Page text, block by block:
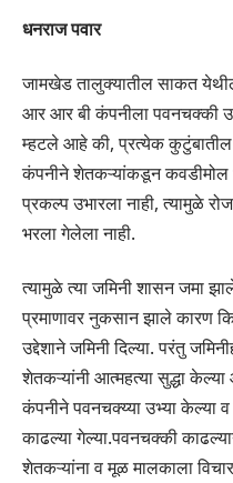
धनराज पवार
जामखेड तालुक्यातील साकत
आर आर बी कंपनीला पवनचक्की
म्हटले आहे की, प्रत्येक कुटुंबातील
कंपनीने शेतकऱ्यांकडून कवडीमोल
प्रकल्प उभारला नाही, त्यामुळे
भरला गेलेला नाही.
त्यामुळे त्या जमिनी शासन जमा
प्रमाणावर नुकसान झाले कारण
उद्देशाने जमिनी दिल्या. परंतु
शेतकऱ्यांनी आत्महत्या सुद्धा
कंपनीने पवनचक्य्या उभ्या केल्या
काढल्या गेल्या.पवनचक्की
शेतकऱ्यांना व मूळ मालकाला